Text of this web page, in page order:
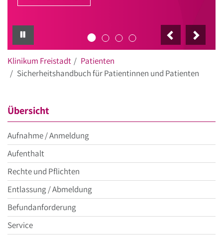
Klinikum Freistadt
Patienten
Sicherheitshandbuch für Patientinnen und Patienten
Übersicht
Aufnahme / Anmeldung
Aufenthalt
Rechte und Pflichten
Entlassung / Abmeldung
Befundanforderung
Service